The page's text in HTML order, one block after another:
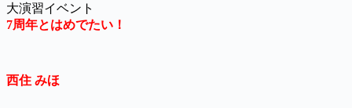
大演習イベント
7周年とはめでたい！
西住 みほ